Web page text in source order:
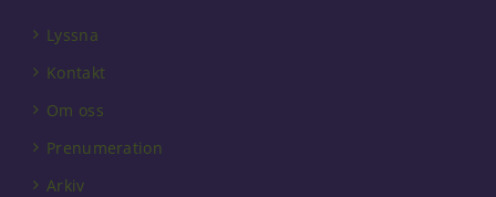
Lyssna
Kontakt
Om oss
Prenumeration
Arkiv